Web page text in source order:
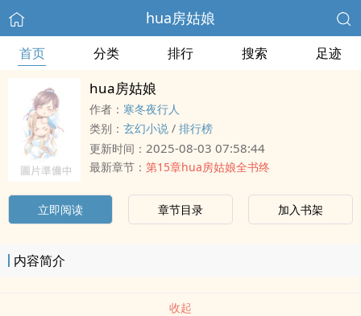
hua房姑娘
首页 分类 排行 搜索 足迹
hua房姑娘
作者： 寒冬夜行人
类别： 玄幻小说 / 排行榜
更新时间： 2025-08-03 07:58:44
最新章节： 第15章hua房姑娘全书终
立即阅读 章节目录 加入书架
内容简介
收起